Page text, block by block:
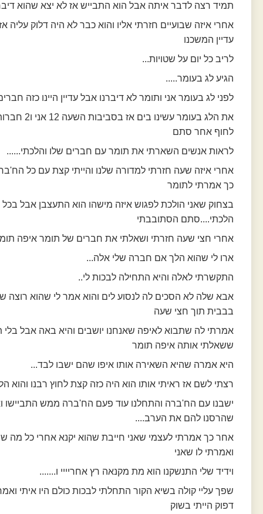
תמיד רצה לדבר איתה אבל הוא התבייש אז לא יצא שהוא
אחרי איזה שבועיים חזרתי אליו והוא כבר לא היה דלוק עליה
עדיין המשכנו
לריב כל יום על שטויות...
הגיע לג בעומר.....
לפני לג בעומר אני ותומר לא דיברנו אבל עדיין היינו כזה
את הלג בעומר עשינו
לחוף אחר סתם
לראות אנשים השארתי את תומר עם חברים שלו והלכתי......
אחרי איזה שעה חזרתי למדורה שלנו והייתי קצת עם כל
כך אמרתי לתומר
בצחוק שאני הולכת לפגוש איזה מישהו הוא התעצבן אבל
הלכתי....סתם הסתובבתי
אחרי חצי שעה חזרתי ושאלתי את חברים של תומר איפה
ארו לי שהוא הלך אם חברה שלי אלה...
התקשרתי לאלה והיא התחילה לבכות לי..
אבא שלה לא הסכים לה לנסוע לים והוא אמר לי שהוא רוצה
בבבית תוך חצי שעה
אמרתי לה שתבוא לאיפה שאנחנו יושבים והיא באה אבל בלי
ששאלתי אותה איפה תומר
היא אמרה שהיא השאירה אותו איפו שהם ישבו לבד...
רצתי לשם אז ראיתי אותו הוא היה כזה קצת לחוץ רבנו והוא
ישבנו עם הח'ברה והתחלנו עוד פעם הח'ברה ממש התביישו
שהרסנו להם את הערב....
אחר כך אמרתי לעצמי שאני חייבת שהוא יקנא אחרי כל מה
ואמרתי לו שאני
וידיד שלי התנשקנו הוא מת מקנאה רץ אחריייי ו.......
שפך עליי קולה בשיא הקור התחלתי לבכות כולם היו איתי
דפוק הייתי בשוק